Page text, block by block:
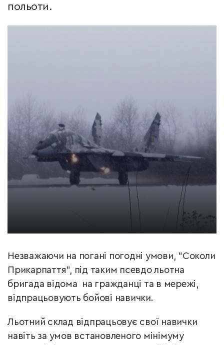
польоти.
Незважаючи на погані погодні умови, "Соколи
Прикарпаття", під таким псевдо льотна
бригада відома на гражданці та в мережі,
відпрацьовують бойові навички.
Льотний склад відпрацьовує свої навички
навіть за умов встановленого мінімуму